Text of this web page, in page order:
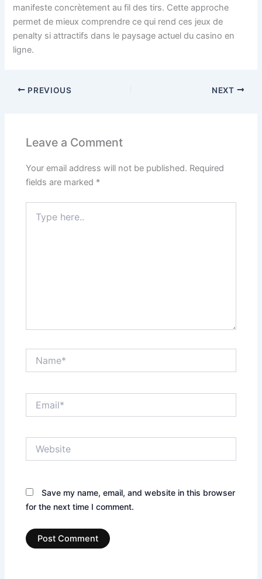
manifeste concrètement au fil des tirs. Cette approche
permet de mieux comprendre ce qui rend ces jeux de
penalty si attractifs dans le paysage actuel du casino en
ligne.
PREVIOUS NEXT
Leave a Comment
Your email address will not be published. Required
fields are marked *
here..
Save my name, email, and website in this browser
for the next time I comment.